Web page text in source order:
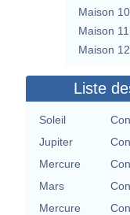
Maison 10
Maison 11
Maison 12
Liste
Soleil
Jupiter
Mercure
Mars
Mercure